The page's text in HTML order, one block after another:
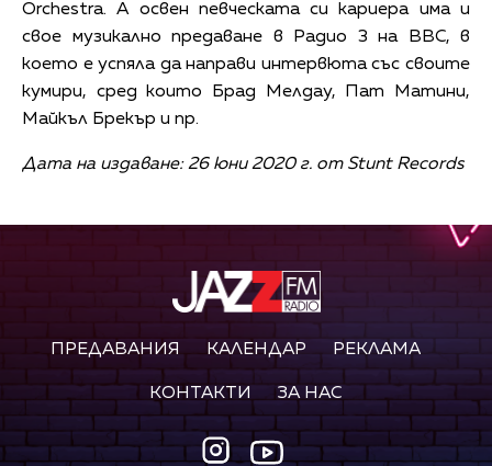
Orchestra. А освен певческата си кариера има и
свое музикално предаване в Радио 3 на BBC, в
което е успяла да направи интервюта със своите
кумири, сред които Брад Мелдау, Пат Матини,
Майкъл Брекър и пр.
Дата на издаване: 26 юни 2020 г. от Stunt Records
ПРЕДАВАНИЯ КАЛЕНДАР РЕКЛАМА
КОНТАКТИ ЗА НАС